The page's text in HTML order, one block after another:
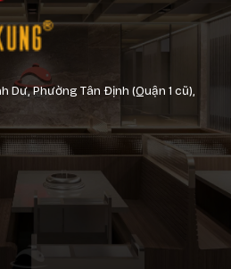
Dư, Phường Tân Định (Quận 1 cũ),